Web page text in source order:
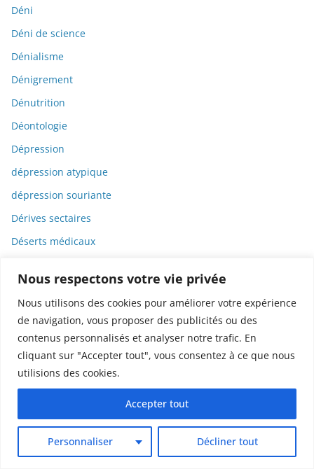
Nous respectons votre vie privée
Nous utilisons des cookies pour améliorer votre expérience
de navigation, vous proposer des publicités ou des
contenus personnalisés et analyser notre trafic. En
cliquant sur "Accepter tout", vous consentez à ce que nous
utilisions des cookies.
Personnaliser Décliner tout
Accepter tout
Déni
Déni de science
Dénialisme
Dénigrement
Dénutrition
Déontologie
Dépression
dépression atypique
dépression souriante
Dérives sectaires
Déserts médicaux
Dessin
Dessins animés
Déterminisme
Detox
Dette
Deux-roues
DGCCRF